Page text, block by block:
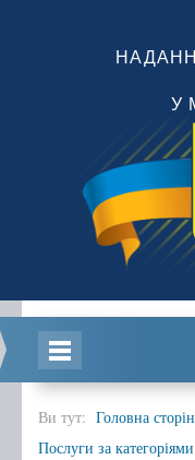
У
Головна
Ви тут: Головна
Послуги за категоріями